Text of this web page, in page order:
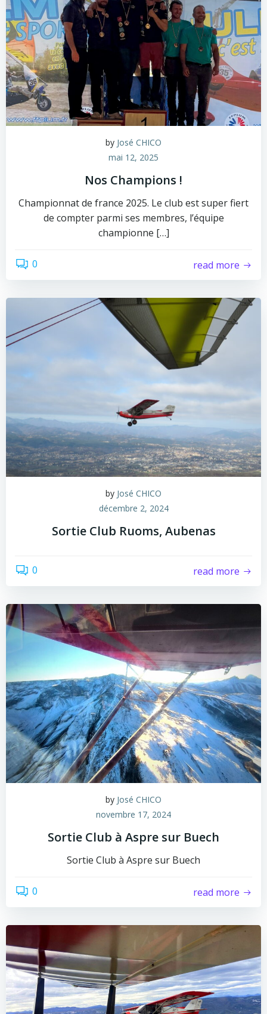
by José CHICO
mai 12, 2025
Nos Champions !
Championnat de france 2025. Le club est super fiert
de compter parmi ses membres, l’équipe
championne […]
0 read more
by José CHICO
décembre 2, 2024
Sortie Club Ruoms, Aubenas
0 read more
by José CHICO
novembre 17, 2024
Sortie Club à Aspre sur Buech
Sortie Club à Aspre sur Buech
0 read more